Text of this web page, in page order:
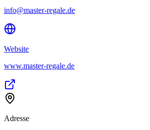
info@master-regale.de
Website
www.master-regale.de
Adresse